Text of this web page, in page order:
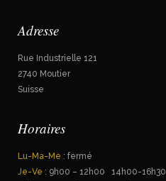
Adresse
Rue Industrielle 121
2740 Moutier
Suisse
Horaires
Lu-Ma-Me : fermé
Je-Ve : 9h00 – 12h00 14h00-16h30